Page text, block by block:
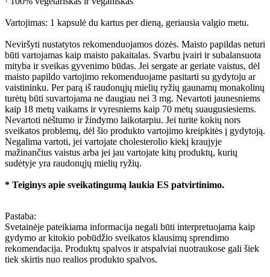
Vartojimas: 1 kapsulė du kartus per dieną, geriausia valgio metu.
Neviršyti nustatytos rekomenduojamos dozės. Maisto papildas neturi
būti vartojamas kaip maisto pakaitalas. Svarbu įvairi ir subalansuota
mityba ir sveikas gyvenimo būdas. Jei sergate ar geriate vaistus, dėl
maisto papildo vartojimo rekomenduojame pasitarti su gydytoju ar
vaistininku. Per parą iš raudonųjų mielių ryžių gaunamų monakolinų
turėtų būti suvartojama ne daugiau nei 3 mg. Nevartoti jaunesniems
kaip 18 metų vaikams ir vyresniems kaip 70 metų suaugusiesiems.
Nevartoti nėštumo ir žindymo laikotarpiu. Jei turite kokių nors
sveikatos problemų, dėl šio produkto vartojimo kreipkitės į gydytoją.
Negalima vartoti, jei vartojate cholesterolio kiekį kraujyje
mažinančius vaistus arba jei jau vartojate kitų produktų, kurių
sudėtyje yra raudonųjų mielių ryžių.
* Teiginys apie sveikatingumą laukia ES patvirtinimo.
Pastaba:
Svetainėje pateikiama informacija negali būti interpretuojama kaip
gydymo ar kitokio pobūdžio sveikatos klausimų sprendimo
rekomendacija. Produktų spalvos ir atspalviai nuotraukose gali šiek
tiek skirtis nuo realios produkto spalvos.